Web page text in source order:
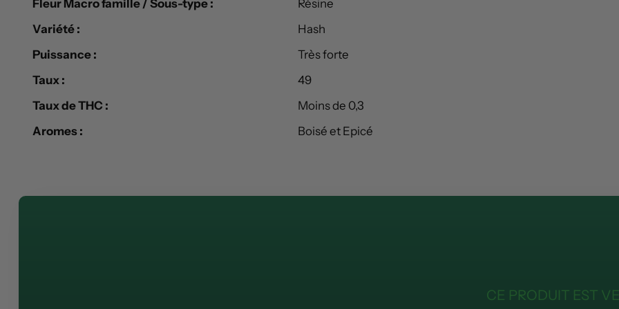
Fleur Macro famille / Sous-type :
Résine
Variété :
Hash
Puissance :
Très forte
Taux :
49
Taux de THC :
Moins de 0,3
Aromes :
Boisé et Epicé
CE PRODUIT EST